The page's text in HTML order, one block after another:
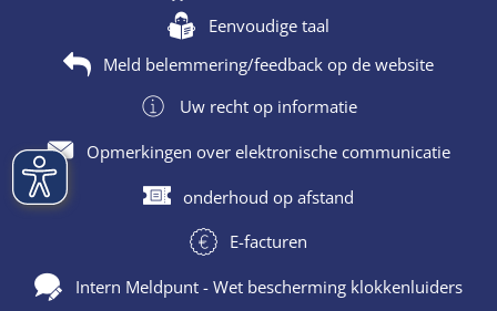
Eenvoudige taal
Meld belemmering/feedback op de website
Uw recht op informatie
Opmerkingen over elektronische communicatie
onderhoud op afstand
E-facturen
Intern Meldpunt - Wet bescherming klokkenluiders